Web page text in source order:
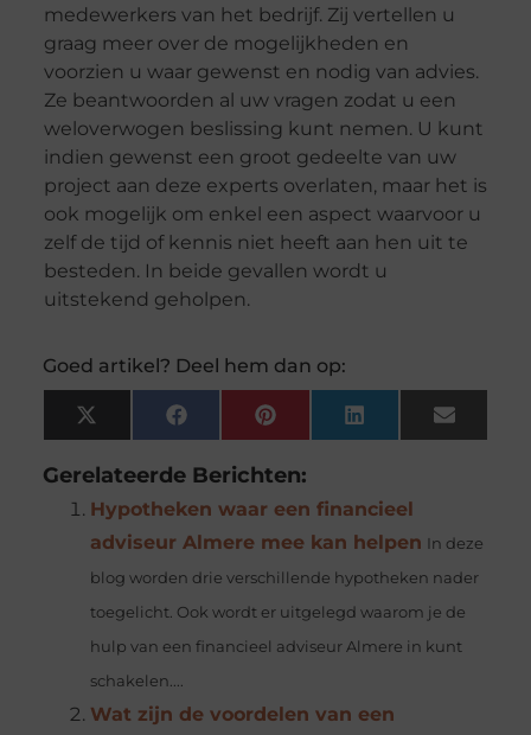
medewerkers van het bedrijf. Zij vertellen u
graag meer over de mogelijkheden en
voorzien u waar gewenst en nodig van advies.
Ze beantwoorden al uw vragen zodat u een
weloverwogen beslissing kunt nemen. U kunt
indien gewenst een groot gedeelte van uw
project aan deze experts overlaten, maar het is
ook mogelijk om enkel een aspect waarvoor u
zelf de tijd of kennis niet heeft aan hen uit te
besteden. In beide gevallen wordt u
uitstekend geholpen.
Goed artikel? Deel hem dan op:
X
(Twitter)
FacebookPinterest LinkedIn Email
Gerelateerde Berichten:
Hypotheken waar een financieel
adviseur Almere mee kan helpen In deze
blog worden drie verschillende hypotheken nader
toegelicht. Ook wordt er uitgelegd waarom je de
hulp van een financieel adviseur Almere in kunt
schakelen....
Wat zijn de voordelen van een